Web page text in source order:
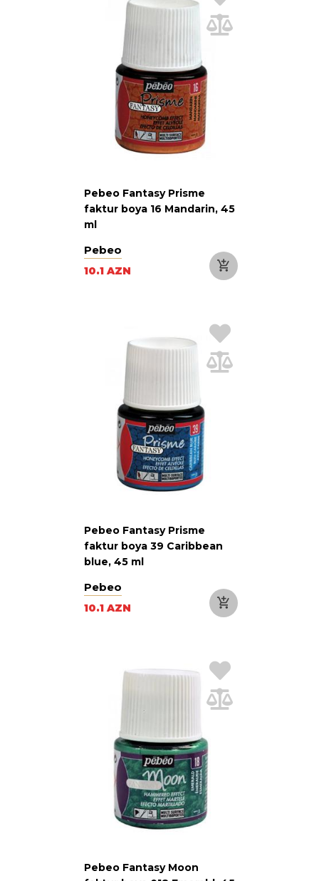
Pebeo Fantasy Prisme
faktur boya 16 Mandarin, 45
ml
Pebeo
10.1 AZN
Pebeo Fantasy Prisme
faktur boya 39 Caribbean
blue, 45 ml
Pebeo
10.1 AZN
Pebeo Fantasy Moon